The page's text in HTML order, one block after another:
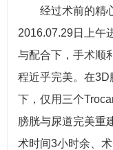
经过术前的精心
2016.07.29日上午
与配合下，手术顺
程近乎完美。在3D
下，仅用三个
膀胱与尿道完美重
术时间3小时余、